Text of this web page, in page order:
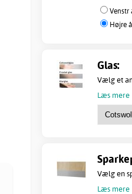
Venstr
Højre
Glas:
Vælg et
Læs mere
Vælg en
Læs mere